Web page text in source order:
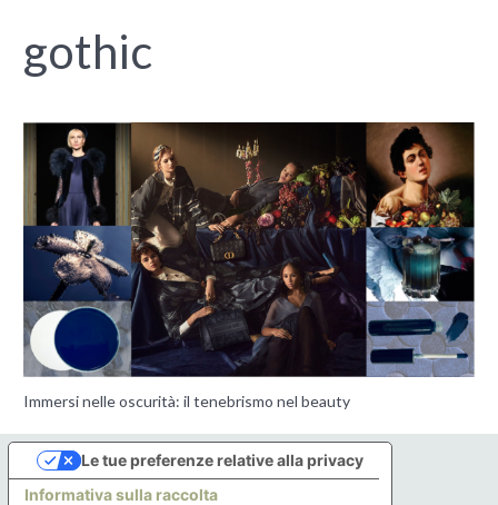
gothic
Immersi nelle oscurità: il tenebrismo nel beauty
Informativa sulla raccolta
Le tue preferenze relative alla privacy